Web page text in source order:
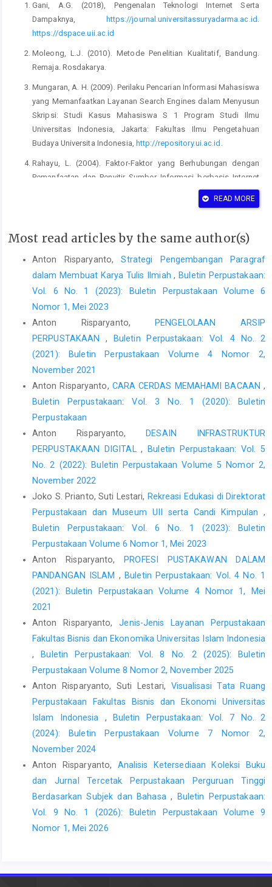
Gani, A.G. (2018), Pengenalan Teknologi Internet Serta
Dampaknya,
https://journal.universitassuryadarma.ac.id .
https://dspace.uii.ac.id
Moleong, L.J. (2010). Metode Penelitian Kualitatif, Bandung.
Remaja. Rosdakarya.
Mungaran, A. H. (2009). Perilaku Pencarian Informasi Mahasiswa
yang Memanfaatkan Layanan Search Engines dalam Menyusun
Skripsi: Studi Kasus Mahasiswa S 1 Program Studi Ilmu
Universitas Indonesia, Jakarta: Fakultas Ilmu Pengetahuan
Budaya Universita Indonesia, http://repository.ui.ac.id .
Rahayu, L. (2004). Faktor-Faktor yang Berhubungan dengan
Pemanfaatan dan Penyitir Sumber Informasi berbasis Internet
Olah pada Penulis di Lingkungan Badan Pengajian dan
Penerapan Teknologi (Tesis), Program Pasca Sarjana fakultas
Sugiyono. (2016). Metode Penelitian Kualitatif. Bandung.
The American Heritage Dictionary. (2006). American Heritage
Dictionary Of The English Language, Houghton Mifflin.
READ MORE
Most read articles by the same author(s)
Anton Risparyanto,Strategi Pengembangan Paragraf
dalam Membuat Karya Tulis Ilmiah, Buletin Perpustakaan:
Vol. 6 No. 1 (2023): Buletin Perpustakaan Volume 6
Nomor 1, Mei 2023
Anton Risparyanto,
PENGELOLAAN ARSIP
PERPUSTAKAAN,
Buletin Perpustakaan: Vol. 4 No. 2
(2021): Buletin Perpustakaan Volume 4 Nomor 2,
November 2021
Anton Risparyanto, CARA CERDAS MEMAHAMI BACAAN ,
Buletin Perpustakaan: Vol. 3 No. 1 (2020): Buletin
Perpustakaan
Anton Risparyanto,
DESAIN INFRASTRUKTUR
PERPUSTAKAAN DIGITAL,
Buletin Perpustakaan: Vol. 5
No. 2 (2022): Buletin Perpustakaan Volume 5 Nomor 2,
November 2022
Joko S. Prianto, Suti Lestari, Rekreasi Edukasi di Direktorat
Perpustakaan dan Museum UII serta Candi Kimpulan ,
Buletin Perpustakaan: Vol. 6 No. 1 (2023): Buletin
Perpustakaan Volume 6 Nomor 1, Mei 2023
Anton Risparyanto,
PROFESI PUSTAKAWAN DALAM
PANDANGAN ISLAM , Buletin Perpustakaan: Vol. 4 No. 1
(2021): Buletin Perpustakaan Volume 4 Nomor 1, Mei
2021
Anton Risparyanto,Jenis-Jenis Layanan Perpustakaan
Fakultas Bisnis dan Ekonomika Universitas Islam Indonesia
,
Buletin Perpustakaan: Vol. 8 No. 2 (2025): Buletin
Perpustakaan Volume 8 Nomor 2, November 2025
Anton Risparyanto, Suti Lestari, Visualisasi Tata Ruang
Perpustakaan Fakultas Bisnis dan Ekonomi Universitas
Islam Indonesia ,
Buletin Perpustakaan: Vol. 7 No. 2
(2024): Buletin Perpustakaan Volume 7 Nomor 2,
November 2024
Anton Risparyanto, Analisis Ketersediaan Koleksi Buku
dan Jurnal Tercetak Perpustakaan Perguruan Tinggi
Berdasarkan Subjek dan Bahasa,
Buletin Perpustakaan:
Vol. 9 No. 1 (2026): Buletin Perpustakaan Volume 9
Nomor 1, Mei 2026